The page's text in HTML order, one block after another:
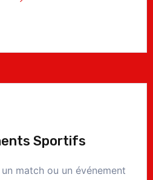
Sportifs
match ou un événement